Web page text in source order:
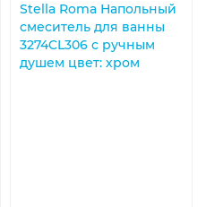
Stella Roma Напольный
смеситель для ванны
3274CL306 с ручным
душем цвет: хром